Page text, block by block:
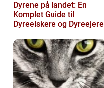
Dyrene på landet: En
Komplet Guide til
Dyreelskere og Dyreejere